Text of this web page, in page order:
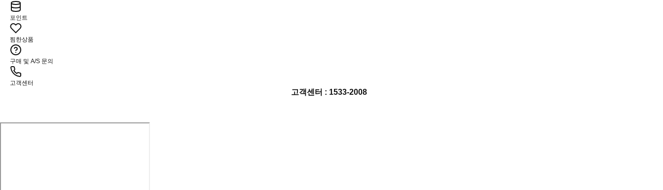
포인트
찜한상품
구매 및 A/S 문의
고객센터
고객센터 : 1533-2008